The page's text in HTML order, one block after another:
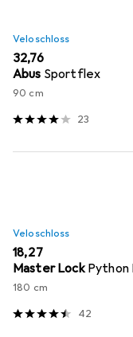
Veloschloss
EUR
32,76
Abus Sportflex
90 cm
23
Veloschloss
EUR
18,27
Master Lock Python
180 cm
42